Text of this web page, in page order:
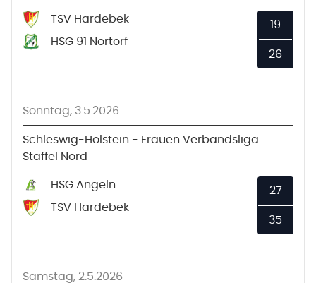
TSV Hardebek
HSG 91 Nortorf
19
26
Sonntag, 3.5.2026
Schleswig-Holstein - Frauen Verbandsliga
Staffel Nord
HSG Angeln
TSV Hardebek
27
35
Samstag, 2.5.2026